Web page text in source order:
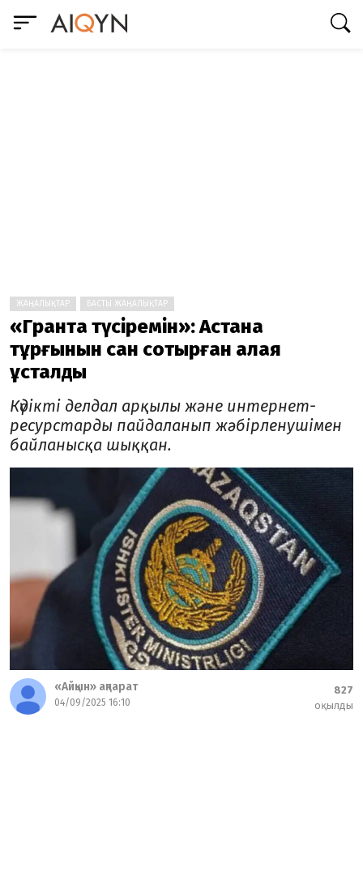
ЖАҢАЛЫҚТАР БАСТЫ ЖАҢАЛЫҚТАР
«Грантқа түсіремін»: Астана
тұрғынын сан соқтырған алаяқ
ұсталды
Күдікті делдал арқылы және интернет-
ресурстарды пайдаланып жәбірленушімен
байланысқа шыққан.
«Айқын» ақпарат
04/09/2025 16:10
827
оқылды